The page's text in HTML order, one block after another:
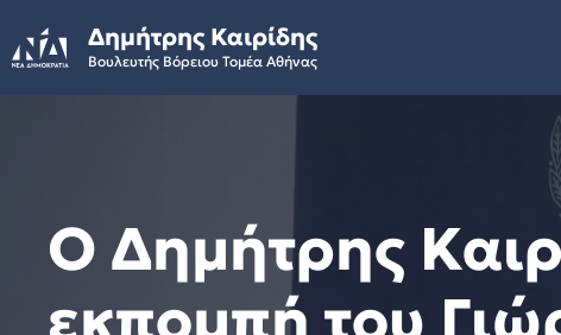
to
content
Δημήτρης Καιρίδης
Βουλευτής Βόρειου Τομέα Αθήνας
Ο Δημήτρης